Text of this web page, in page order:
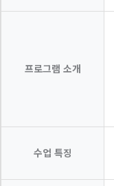
프로그램 소개
수업 특징